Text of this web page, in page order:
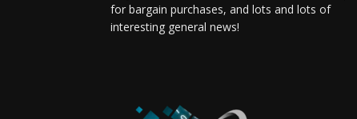
for bargain purchases, and lots and lots of
interesting general news!